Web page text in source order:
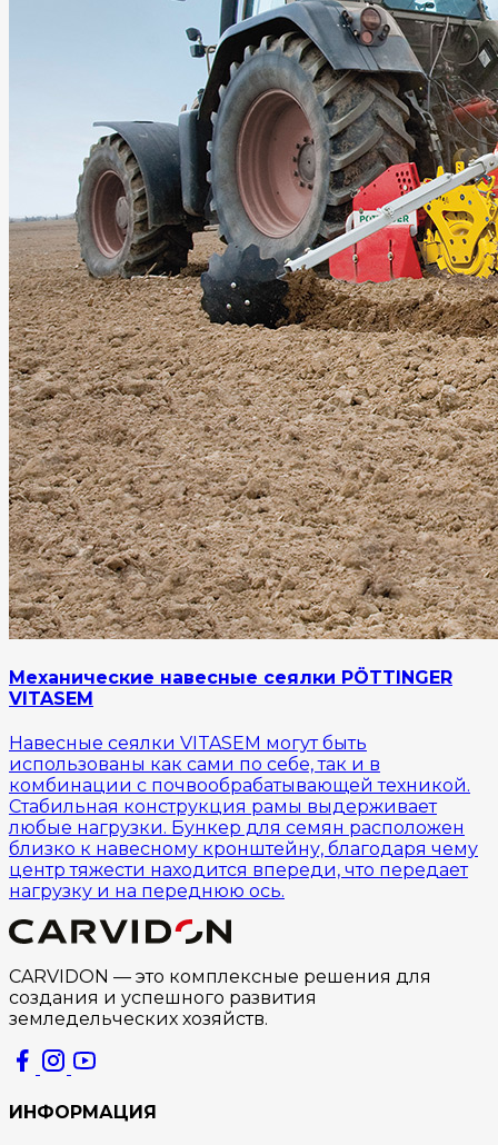
Механические навесные сеялки PÖTTINGER
VITASEM
Навесные сеялки VITASEM могут быть
использованы как сами по себе, так и в
комбинации с почвообрабатывающей техникой.
Стабильная конструкция рамы выдерживает
любые нагрузки. Бункер для семян расположен
близко к навесному кронштейну, благодаря чему
центр тяжести находится впереди, что передает
нагрузку и на переднюю ось.
CARVIDON — это комплексные решения для
создания и успешного развития
земледельческих хозяйств.
ИНФОРМАЦИЯ